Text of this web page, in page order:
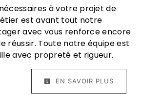
à votre projet de
est avant tout notre
avec vous renforce encore
réussir. Toute notre équipe est
avec propreté et rigueur.
EN SAVOIR PLUS